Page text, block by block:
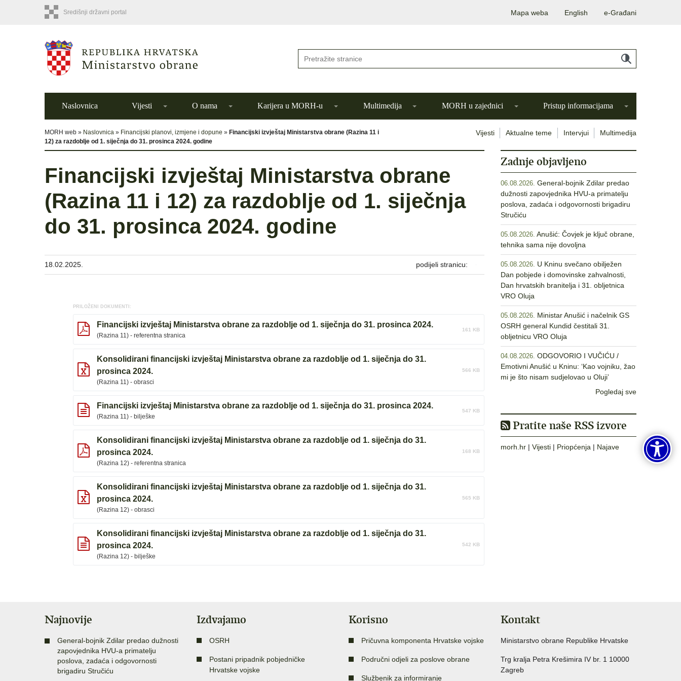
Središnji državni portal Mapa weba English e-Građani
Naslovnica Vijesti O nama Karijera u MORH-u Multimedija MORH u zajednici Pristup informacijama
MORH web » Naslovnica » Financijski planovi, izmjene i dopune » Financijski izvještaj Ministarstva obrane (Razina 11 i
12) za razdoblje od 1. siječnja do 31. prosinca 2024. godine
Vijesti Aktualne teme Intervjui Multimedija
Financijski izvještaj Ministarstva obrane
(Razina 11 i 12) za razdoblje od 1. siječnja
do 31. prosinca 2024. godine
18.02.2025. podijeli stranicu:
PRILOŽENI DOKUMENTI:
Financijski izvještaj Ministarstva obrane za razdoblje od 1. siječnja do 31. prosinca 2024.
(Razina 11) - referentna stranica
161 KB
Konsolidirani financijski izvještaj Ministarstva obrane za razdoblje od 1. siječnja do 31.
prosinca 2024.
(Razina 11) - obrasci
566 KB
Financijski izvještaj Ministarstva obrane za razdoblje od 1. siječnja do 31. prosinca 2024.
(Razina 11) - bilješke
547 KB
Konsolidirani financijski izvještaj Ministarstva obrane za razdoblje od 1. siječnja do 31.
prosinca 2024.
(Razina 12) - referentna stranica
168 KB
Konsolidirani financijski izvještaj Ministarstva obrane za razdoblje od 1. siječnja do 31.
prosinca 2024.
(Razina 12) - obrasci
565 KB
Konsolidirani financijski izvještaj Ministarstva obrane za razdoblje od 1. siječnja do 31.
prosinca 2024.
(Razina 12) - bilješke
542 KB
Zadnje objavljeno
06.08.2026. General-bojnik Zdilar predao
dužnosti zapovjednika HVU-a primatelju
poslova, zadaća i odgovornosti brigadiru
Stručiću
05.08.2026. Anušić: Čovjek je ključ obrane,
tehnika sama nije dovoljna
05.08.2026. U Kninu svečano obilježen
Dan pobjede i domovinske zahvalnosti,
Dan hrvatskih branitelja i 31. obljetnica
VRO Oluja
05.08.2026. Ministar Anušić i načelnik GS
OSRH general Kundid čestitali 31.
obljetnicu VRO Oluja
04.08.2026. ODGOVORIO I VUČIĆU /
Emotivni Anušić u Kninu: ‘Kao vojniku, žao
mi je što nisam sudjelovao u Oluji’
Pogledaj sve
Pratite naše RSS izvore
morh.hr | Vijesti | Priopćenja | Najave
Najnovije
General-bojnik Zdilar predao dužnosti
zapovjednika HVU-a primatelju
poslova, zadaća i odgovornosti
brigadiru Stručiću
Izdvajamo
OSRH
Postani pripadnik pobjedničke
Hrvatske vojske
Korisno
Pričuvna komponenta Hrvatske vojske
Područni odjeli za poslove obrane
Službenik za informiranje
Kontakt
Ministarstvo obrane Republike Hrvatske
Trg kralja Petra Krešimira IV br. 1 10000
Zagreb